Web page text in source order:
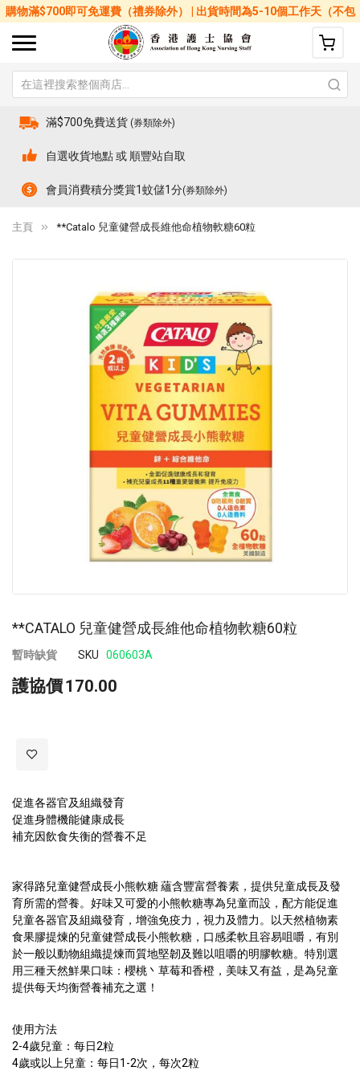
購物滿$700即可免運費（禮券除外） | 出貨時間為5-10個工作天（不包
括星期六、日及公眾假期）
滿$700免費送貨 (券類除外)
自選收貨地點 或 順豐站自取
會員消費積分獎賞1蚊儲1分(券類除外)
主頁 **Catalo 兒童健營成長維他命植物軟糖60粒
**CATALO 兒童健營成長維他命植物軟糖60粒
暫時缺貨 SKU 060603A
護協價170.00
促進各器官及組織發育
促進身體機能健康成長
補充因飲食失衡的營養不足
家得路兒童健營成長小熊軟糖 蘊含豐富營養素，提供兒童成長及發
育所需的營養。好味又可愛的小熊軟糖專為兒童而設，配方能促進
兒童各器官及組織發育，增強免疫力，視力及體力。以天然植物素
食果膠提煉的兒童健營成長小熊軟糖，口感柔軟且容易咀嚼，有別
於一般以動物組織提煉而質地堅韌及難以咀嚼的明膠軟糖。特別選
用三種天然鮮果口味：櫻桃丶草莓和香橙，美味又有益，是為兒童
提供每天均衡營養補充之選！
使用方法
2-4歲兒童：每日2粒
4歲或以上兒童：每日1-2次，每次2粒